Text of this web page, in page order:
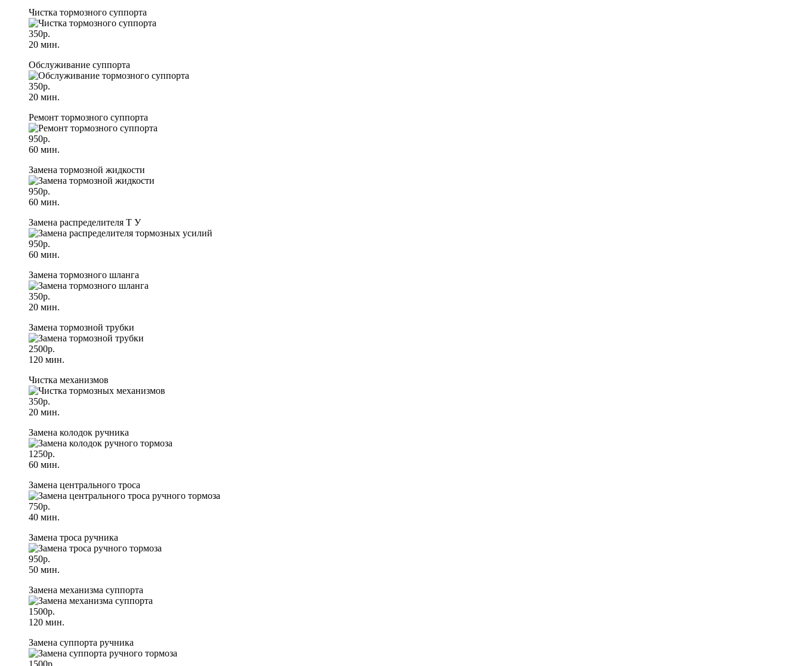
Чистка тормозного суппорта
350р.
20 мин.
Обслуживание суппорта
350р.
20 мин.
Ремонт тормозного суппорта
950р.
60 мин.
Замена тормозной жидкости
950р.
60 мин.
Замена распределителя Т У
950р.
60 мин.
Замена тормозного шланга
350р.
20 мин.
Замена тормозной трубки
2500р.
120 мин.
Чистка механизмов
350р.
20 мин.
Замена колодок ручника
1250р.
60 мин.
Замена центрального троса
750р.
40 мин.
Замена троса ручника
950р.
50 мин.
Замена механизма суппорта
1500р.
120 мин.
Замена суппорта ручника
1500р.